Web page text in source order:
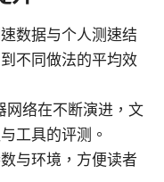
数据与个人测速结
不同做法的平均效
网络在不断演进，文
工具的评测。
与环境，方便读者